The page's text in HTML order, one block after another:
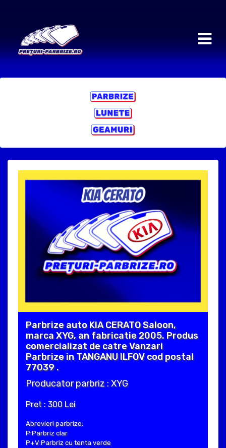
Parbrize auto KIA CERATO Saloon,
marca XYG, an fabricatie 2005. Produs
comercializat de catre Vanzari
Parbrize in TANGANU ILFOV cod postal
77039 .
Producator parbriz : XYG
Pret : 300 Lei
Abrevieri parbrize:
P:Parbriz clar
P+V:Parbriz cu tenta verde